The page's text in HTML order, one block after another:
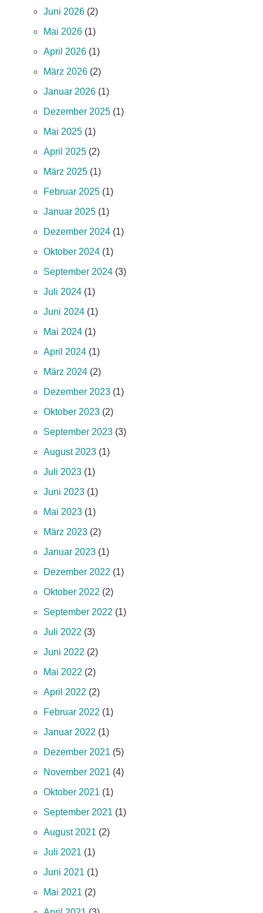
Juni 2026 (2)
Mai 2026 (1)
April 2026 (1)
März 2026 (2)
Januar 2026 (1)
Dezember 2025 (1)
Mai 2025 (1)
April 2025 (2)
März 2025 (1)
Februar 2025 (1)
Januar 2025 (1)
Dezember 2024 (1)
Oktober 2024 (1)
September 2024 (3)
Juli 2024 (1)
Juni 2024 (1)
Mai 2024 (1)
April 2024 (1)
März 2024 (2)
Dezember 2023 (1)
Oktober 2023 (2)
September 2023 (3)
August 2023 (1)
Juli 2023 (1)
Juni 2023 (1)
Mai 2023 (1)
März 2023 (2)
Januar 2023 (1)
Dezember 2022 (1)
Oktober 2022 (2)
September 2022 (1)
Juli 2022 (3)
Juni 2022 (2)
Mai 2022 (2)
April 2022 (2)
Februar 2022 (1)
Januar 2022 (1)
Dezember 2021 (5)
November 2021 (4)
Oktober 2021 (1)
September 2021 (1)
August 2021 (2)
Juli 2021 (1)
Juni 2021 (1)
Mai 2021 (2)